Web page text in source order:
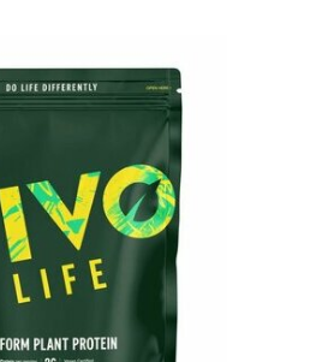
DOUCEUR ET INTENSITÉ
soupçon de caramel pour un
ou de concentration avant le
et stable, sans pic de glycémie,
la matinée et un allié parfait